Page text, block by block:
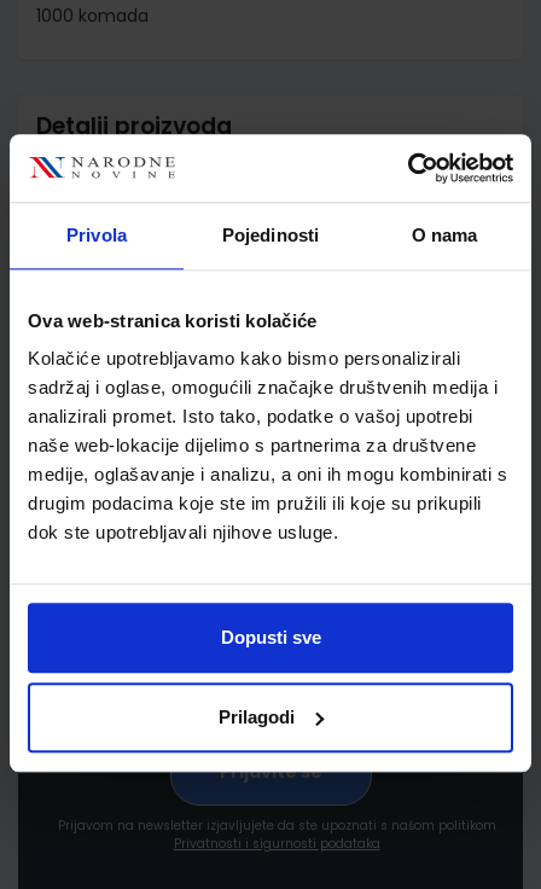
Privola Pojedinosti O nama
Ova web-stranica koristi kolačiće
Kolačiće upotrebljavamo kako bismo personalizirali
sadržaj i oglase, omogućili značajke društvenih medija i
analizirali promet. Isto tako, podatke o vašoj upotrebi
naše web-lokacije dijelimo s partnerima za društvene
medije, oglašavanje i analizu, a oni ih mogu kombinirati s
drugim podacima koje ste im pružili ili koje su prikupili
dok ste upotrebljavali njihove usluge.
Dopusti sve
Prilagodi
1000 komada
Detalji proizvoda
Šifra proizvoda
Jedinična mjera
kom
Newsletter prijava
proizvodima i uslugama, akcijama i drugim
Prijavom na newsletter izjavljujete da ste upoznati s našom politikom
Privatnosti i sigurnosti podataka